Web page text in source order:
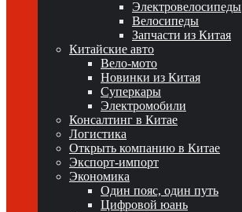
Электровелосипеды
Велосипеды
Запчасти из Китая
Китайские авто
Вело-мото
Новинки из Китая
Суперкары
Электромобили
Консалтинг в Китае
Логистика
Открыть компанию в Китае
Экспорт-импорт
Экономика
Один пояс, один путь
Цифровой юань